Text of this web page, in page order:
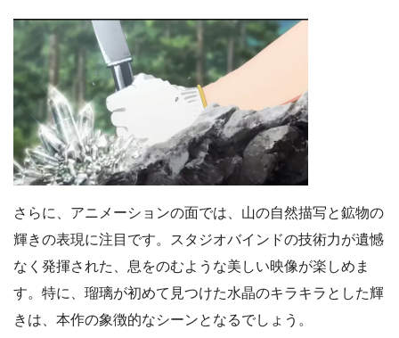
さらに、アニメーションの面では、山の自然描写と鉱物の
輝きの表現に注目です。スタジオバインドの技術力が遺憾
なく発揮された、息をのむような美しい映像が楽しめま
す。特に、瑠璃が初めて見つけた水晶のキラキラとした輝
きは、本作の象徴的なシーンとなるでしょう。